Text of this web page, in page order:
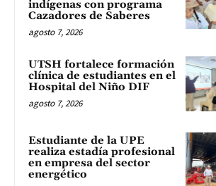
indígenas con programa
Cazadores de Saberes
agosto 7, 2026
UTSH fortalece formación
clínica de estudiantes en el
Hospital del Niño DIF
agosto 7, 2026
Estudiante de la UPE
realiza estadía profesional
en empresa del sector
energético